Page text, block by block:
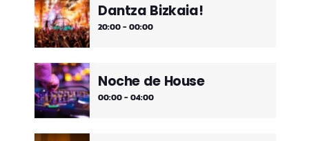
Dantza Bizkaia!
20:00 - 00:00
Noche de House
00:00 - 04:00